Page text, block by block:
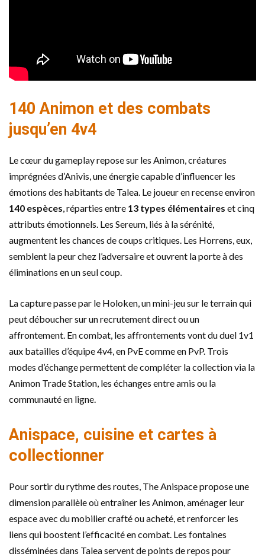
140 Animon et des combats
jusqu’en 4v4
Le cœur du gameplay repose sur les Animon, créatures
imprégnées d’Anivis, une énergie capable d’influencer les
émotions des habitants de Talea. Le joueur en recense environ
140 espèces, réparties entre 13 types élémentaires et cinq
attributs émotionnels. Les Sereum, liés à la sérénité,
augmentent les chances de coups critiques. Les Horrens, eux,
semblent la peur chez l’adversaire et ouvrent la porte à des
éliminations en un seul coup.
La capture passe par le Holoken, un mini-jeu sur le terrain qui
peut déboucher sur un recrutement direct ou un
affrontement. En combat, les affrontements vont du duel 1v1
aux batailles d’équipe 4v4, en PvE comme en PvP. Trois
modes d’échange permettent de compléter la collection via la
Animon Trade Station, les échanges entre amis ou la
communauté en ligne.
Anispace, cuisine et cartes à
collectionner
Pour sortir du rythme des routes, The Anispace propose une
dimension parallèle où entraîner les Animon, aménager leur
espace avec du mobilier crafté ou acheté, et renforcer les
liens qui boostent l’efficacité en combat. Les fontaines
disséminées dans Talea servent de points de repos pour